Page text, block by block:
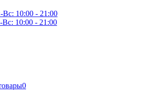
10:00 - 21:00
10:00 - 21:00
0